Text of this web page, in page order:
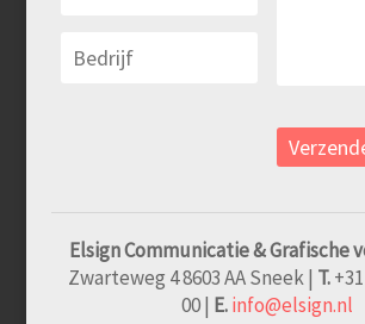
Elsign Communicatie & Grafische
Zwarteweg 4 8603 AA Sneek | T.
00 | E.info@elsign.nl